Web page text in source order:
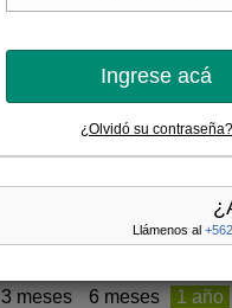
May 22 Jun 22
3 meses 6 meses 1 año
Ingrese acá
¿Olvidó su contraseña?
Llámenos al